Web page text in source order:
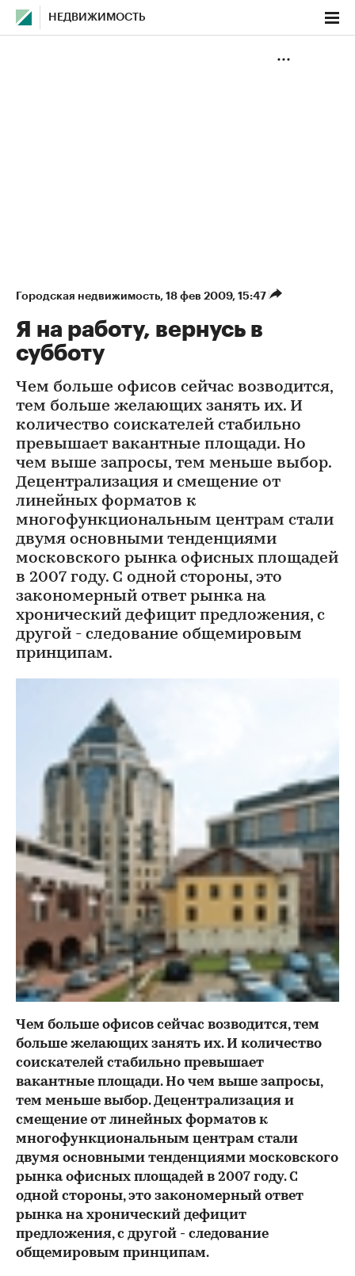
НЕДВИЖИМОСТЬ
Городская недвижимость⁠, 18 фев 2009, 15:47
Я на работу, вернусь в
субботу
Чем больше офисов сейчас возводится,
тем больше желающих занять их. И
количество соискателей стабильно
превышает вакантные площади. Но
чем выше запросы, тем меньше выбор.
Децентрализация и смещение от
линейных форматов к
многофункциональным центрам стали
двумя основными тенденциями
московского рынка офисных площадей
в 2007 году. С одной стороны, это
закономерный ответ рынка на
хронический дефицит предложения, с
другой - следование общемировым
принципам.
Чем больше офисов сейчас возводится, тем
больше желающих занять их. И количество
соискателей стабильно превышает
вакантные площади. Но чем выше запросы,
тем меньше выбор. Децентрализация и
смещение от линейных форматов к
многофункциональным центрам стали
двумя основными тенденциями московского
рынка офисных площадей в 2007 году. С
одной стороны, это закономерный ответ
рынка на хронический дефицит
предложения, с другой - следование
общемировым принципам.